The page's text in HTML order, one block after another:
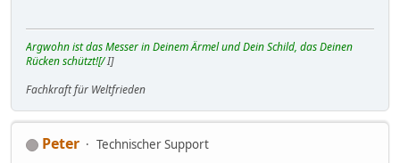
Argwohn ist das Messer in Deinem Ärmel und Dein Schild, das Deinen
Rücken schützt![/I]
Fachkraft für Weltfrieden
Peter
Technischer Support